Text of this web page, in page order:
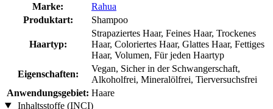
Marke:
Rahua
Produktart:
Shampoo
Haartyp:
Strapaziertes Haar, Feines Haar, Trockenes
Haar, Coloriertes Haar, Glattes Haar, Fettiges
Haar, Volumen, Für jeden Haartyp
Eigenschaften:
Vegan, Sicher in der Schwangerschaft,
Alkoholfrei, Mineralölfrei, Tierversuchsfrei
Anwendungsgebiet: Haare
Inhaltsstoffe (INCI)